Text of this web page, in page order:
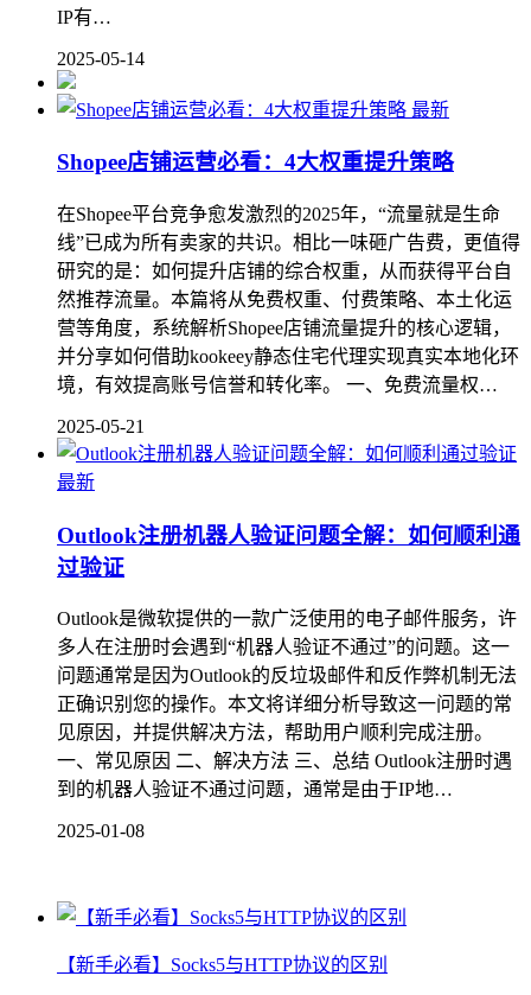
IP有…
2025-05-14
最新
Shopee店铺运营必看：4大权重提升策略
在Shopee平台竞争愈发激烈的2025年，“流量就是生命
线”已成为所有卖家的共识。相比一味砸广告费，更值得
研究的是：如何提升店铺的综合权重，从而获得平台自
然推荐流量。本篇将从免费权重、付费策略、本土化运
营等角度，系统解析Shopee店铺流量提升的核心逻辑，
并分享如何借助kookeey静态住宅代理实现真实本地化环
境，有效提高账号信誉和转化率。 一、免费流量权…
2025-05-21
最新
Outlook注册机器人验证问题全解：如何顺利通
过验证
Outlook是微软提供的一款广泛使用的电子邮件服务，许
多人在注册时会遇到“机器人验证不通过”的问题。这一
问题通常是因为Outlook的反垃圾邮件和反作弊机制无法
正确识别您的操作。本文将详细分析导致这一问题的常
见原因，并提供解决方法，帮助用户顺利完成注册。
一、常见原因 二、解决方法 三、总结 Outlook注册时遇
到的机器人验证不通过问题，通常是由于IP地…
2025-01-08
【新手必看】Socks5与HTTP协议的区别